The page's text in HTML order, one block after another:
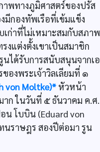
าพทางภูมิศาสตร์ของปรัส
กองทัพเรือที่เข้มแข็ง
ก่าที่ไม่เหมาะสมกับสภาพ
งแต่งตั้งเขาเป็นสมาชิก
ได้รับการสนับสนุนจากเอ
องพระเจ้าวิลเลียมที่ ๑
von Moltke)* หัวหน้า
ก ในวันที่ ๕ ธันวาคม ค.ศ.
น โบบิน (Eduard von
นราษฎร สองปีต่อมา รูน